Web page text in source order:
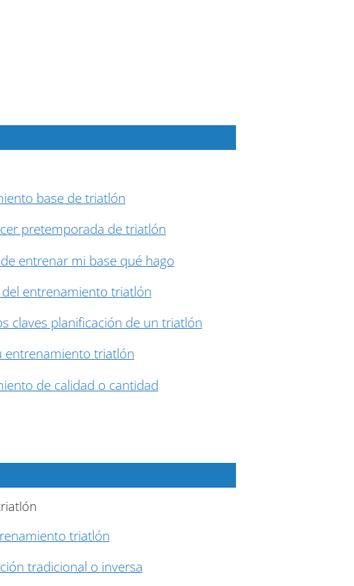
base de triatlón
pretemporada de triatlón
entrenar mi base qué hago
entrenamiento triatlón
claves planificación de un triatlón
entrenamiento triatlón
de calidad o cantidad
triatlón
tradicional o inversa